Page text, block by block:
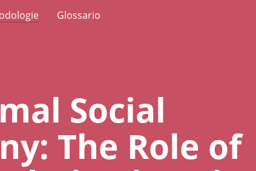
Glossario
Social
The Role of